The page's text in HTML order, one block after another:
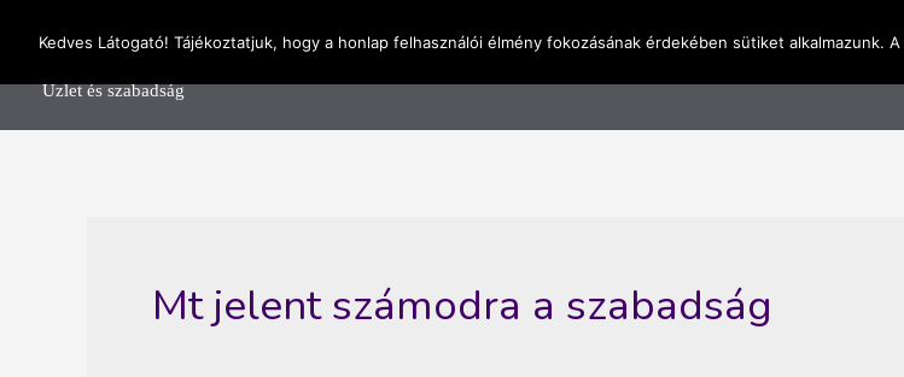
content
OnlineSeedsMan
Üzlet és szabadság
Mt jelent számodra a szabadság
Kedves Látogató! Tájékoztatjuk, hogy a honlap felhasználói élmény fokozásának érdekében sütiket alkalmazunk.